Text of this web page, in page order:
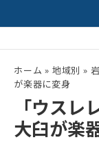
ホーム » 地域別 »
が楽器に変身
「ウス
大臼が楽